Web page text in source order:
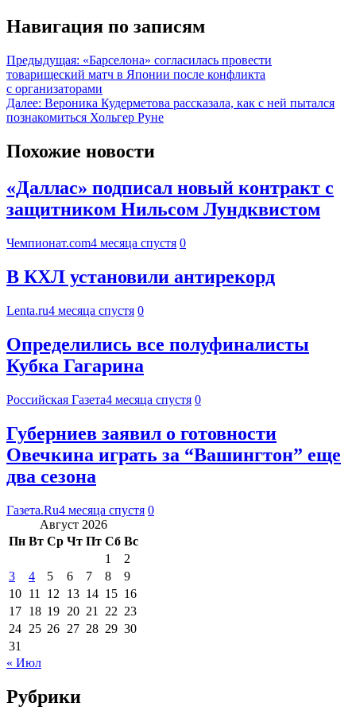
Навигация по записям
Предыдущая: «Барселона» согласилась провести
товарищеский матч в Японии после конфликта
с организаторами
Далее: Вероника Кудерметова рассказала, как с ней пытался
познакомиться Хольгер Руне
Похожие новости
«Даллас» подписал новый контракт с
защитником Нильсом Лундквистом
Чемпионат.com4 месяца спустя 0
В КХЛ установили антирекорд
Lenta.ru4 месяца спустя 0
Определились все полуфиналисты
Кубка Гагарина
Российская Газета4 месяца спустя 0
Губерниев заявил о готовности
Овечкина играть за “Вашингтон” еще
два сезона
Газета.Ru4 месяца спустя 0
Август 2026
Пн Вт Ср Чт Пт Сб Вс
1
2
3
4 5 6 7 8
9
10 11 12 13 14 15 16
17 18 19 20 21 22 23
24 25 26 27 28 29 30
31
« Июл
Рубрики